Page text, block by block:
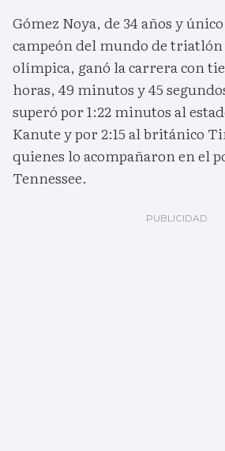
Gómez Noya, de 34 años y
campeón del mundo de
olímpica, ganó la carrera con
horas, 49 minutos y 45
superó por 1:22 minutos al
Kanute y por 2:15 al británico
quienes lo acompañaron en el
Tennessee.